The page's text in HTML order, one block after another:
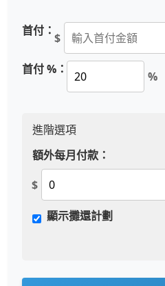
首付： $
首付 %： %
進階選項
額外每月付款：
$
顯示攤還計劃